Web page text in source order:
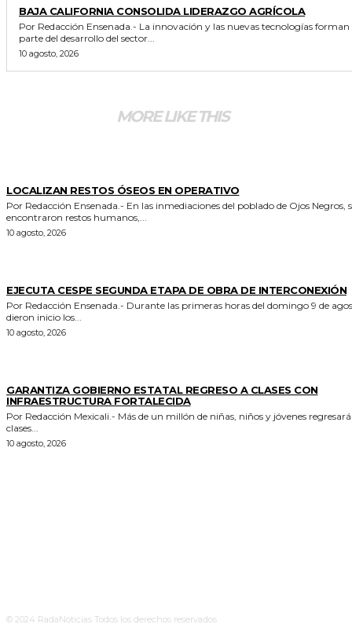
BAJA CALIFORNIA CONSOLIDA LIDERAZGO AGRÍCOLA
Por Redacción Ensenada.- La innovación y las nuevas tecnologías forman
parte del desarrollo del sector...
10 agosto, 2026
MORE LIKE THIS
LOCALIZAN RESTOS ÓSEOS EN OPERATIVO
Por Redacción Ensenada.- En las inmediaciones del poblado de Ojos Negros, se
encontraron restos humanos,...
10 agosto, 2026
EJECUTA CESPE SEGUNDA ETAPA DE OBRA DE INTERCONEXIÓN
Por Redacción Ensenada.- Durante las primeras horas del domingo 9 de agosto,
dieron inicio los...
10 agosto, 2026
GARANTIZA GOBIERNO ESTATAL REGRESO A CLASES CON
INFRAESTRUCTURA FORTALECIDA
Por Redacción Mexicali.- Más de un millón de niñas, niños y jóvenes regresarán a
clases...
10 agosto, 2026
© 2024 RadaNoticias Todos los derechos reservados